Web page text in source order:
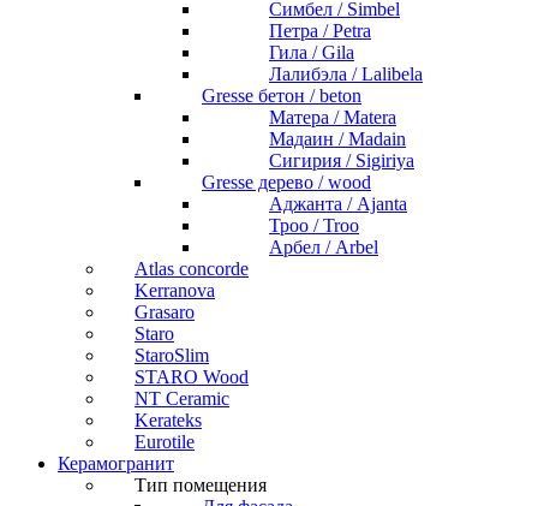
Симбел / Simbel
Петра / Petra
Гила / Gila
Лалибэла / Lalibela
Gresse бетон / beton
Матера / Matera
Мадаин / Madain
Сигирия / Sigiriya
Gresse дерево / wood
Аджанта / Ajanta
Троо / Troo
Арбел / Arbel
Atlas concorde
Kerranova
Grasaro
Staro
StaroSlim
STARO Wood
NT Ceramic
Kerateks
Eurotile
Керамогранит
Тип помещения